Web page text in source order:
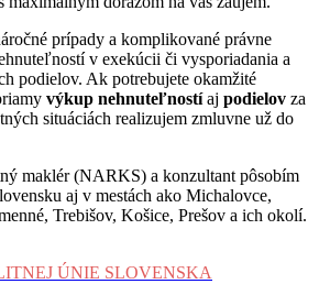
prípady a komplikované právne
v exekúcii či vysporiadania a
podielov. Ak potrebujete okamžité
výkup nehnuteľnostíaj podielov za
situáciách realizujem zmluvne už do
maklér (NARKS) a konzultant pôsobím
aj v mestách ako Michalovce,
Trebišov, Košice, Prešov a ich okolí.
ÚNIE SLOVENSKA